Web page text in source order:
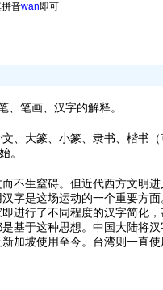
拼音wan即可
笔画、汉字的解释。
大篆、小篆、隶书、楷书（
。
生窒碍。但近代西方文明进
字是这场运动的一个重要方
进行了不同程度的汉字简化
基于这种思想。中国大陆将
加坡使用至今。台湾则一直使